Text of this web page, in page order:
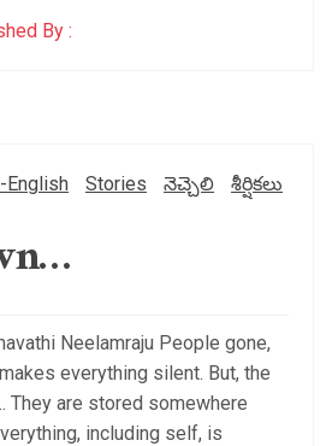
By :
English Stories నెచ్చెలి శీర్షికలు
Neelamraju People gone,
everything silent. But, the
They are stored somewhere
including self, is